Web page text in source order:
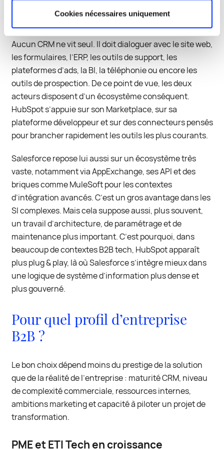
Cookies nécessaires uniquement
écosystème B2B Tech
Aucun CRM ne vit seul. Il doit dialoguer avec le site web,
les formulaires, l’ERP, les outils de support, les
plateformes d’ads, la BI, la téléphonie ou encore les
outils de prospection. De ce point de vue, les deux
acteurs disposent d’un écosystème conséquent.
HubSpot s’appuie sur son Marketplace, sur sa
plateforme développeur et sur des connecteurs pensés
pour brancher rapidement les outils les plus courants.
Salesforce repose lui aussi sur un écosystème très
vaste, notamment via AppExchange, ses API et des
briques comme MuleSoft pour les contextes
d’intégration avancés. C’est un gros avantage dans les
SI complexes. Mais cela suppose aussi, plus souvent,
un travail d’architecture, de paramétrage et de
maintenance plus important. C’est pourquoi, dans
beaucoup de contextes B2B tech, HubSpot apparaît
plus plug & play, là où Salesforce s’intègre mieux dans
une logique de système d’information plus dense et
plus gouverné.
Pour quel profil d’entreprise
B2B ?
Le bon choix dépend moins du prestige de la solution
que de la réalité de l’entreprise : maturité CRM, niveau
de complexité commerciale, ressources internes,
ambitions marketing et capacité à piloter un projet de
transformation.
PME et ETI Tech en croissance